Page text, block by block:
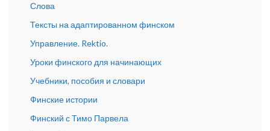
Слова
Тексты на адаптированном финском
Управление. Rektio.
Уроки финского для начинающих
Учебники, пособия и словари
Финские истории
Финский с Тимо Парвела